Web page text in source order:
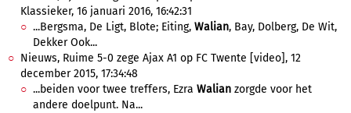
Klassieker, 16 januari 2016, 16:42:31
...Bergsma, De Ligt, Blote; Eiting, Walian, Bay, Dolberg, De Wit,
Dekker Ook...
Nieuws, Ruime 5-0 zege Ajax A1 op FC Twente [video], 12
december 2015, 17:34:48
...beiden voor twee treffers, Ezra Walian zorgde voor het
andere doelpunt. Na...